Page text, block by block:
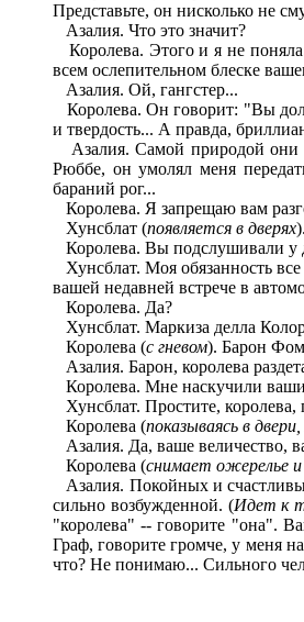
Представьте, он нисколько не
Азалия. Что это значит?
Королева. Этого и я не
всем ослепительном блеске
Азалия. Ой, гангстер...
Королева. Он говорит: "Вы
и твердость... А правда,
Азалия. Самой природой они
Рюббе, он умолял меня
бараний рог...
Королева. Я запрещаю вам
Хунсблат (появляется в дверях
Королева. Вы подслушивали у
Хунсблат. Моя обязанность
вашей недавней встрече в
Королева. Да?
Хунсблат. Маркиза делла
Королева (с гневом). Барон
Азалия. Барон, королева
Королева. Мне наскучили
Хунсблат. Простите, королева,
Королева (показываясь в
Азалия. Да, ваше величество,
Королева (снимает ожерелье
Азалия. Покойных и
сильно возбужденной. (Идет к
"королева" -- говорите "она".
Граф, говорите громче, у меня
что? Не понимаю... Сильного